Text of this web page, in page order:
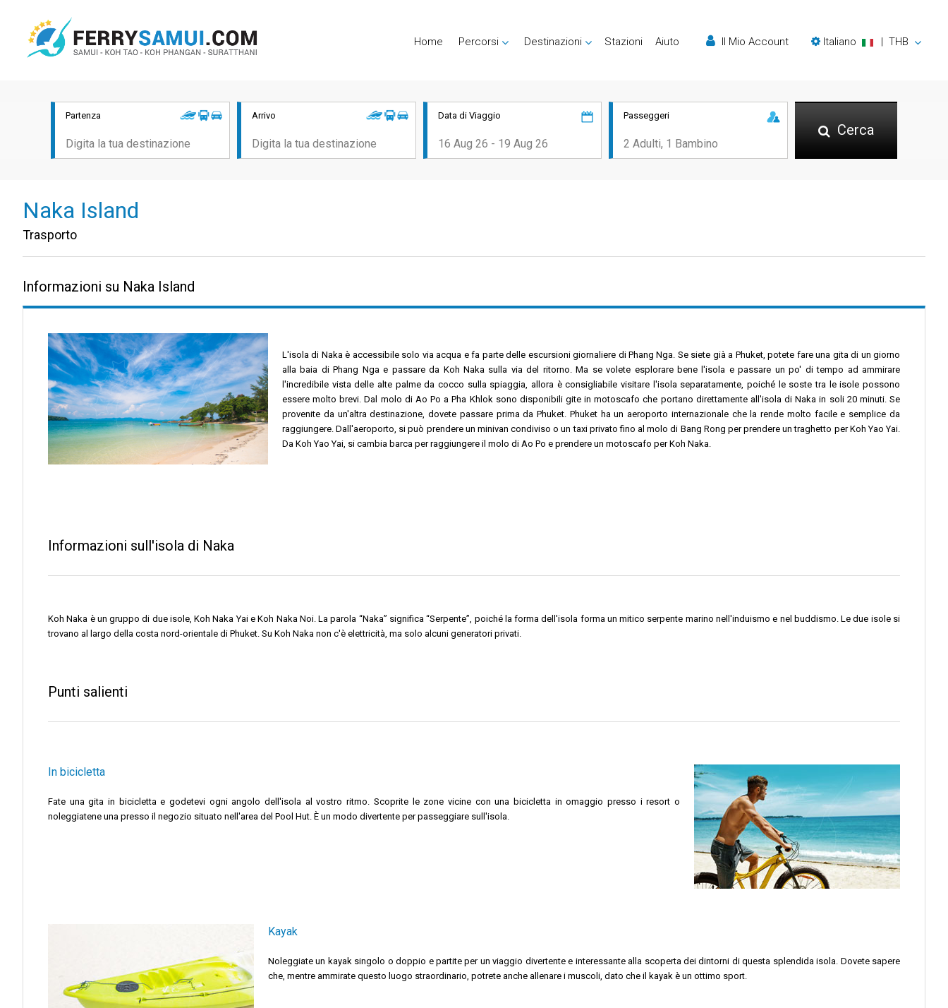
Home Percorsi Destinazioni Stazioni Aiuto Il Mio Account Italiano | THB
Partenza Arrivo Data di Viaggio Passeggeri
Cerca
Naka Island
Trasporto
Informazioni su Naka Island
L'isola di Naka è accessibile solo via acqua e fa parte delle escursioni giornaliere di Phang Nga. Se siete già a Phuket, potete fare una gita di un giorno
alla baia di Phang Nga e passare da Koh Naka sulla via del ritorno. Ma se volete esplorare bene l'isola e passare un po' di tempo ad ammirare
l'incredibile vista delle alte palme da cocco sulla spiaggia, allora è consigliabile visitare l'isola separatamente, poiché le soste tra le isole possono
essere molto brevi. Dal molo di Ao Po a Pha Khlok sono disponibili gite in motoscafo che portano direttamente all'isola di Naka in soli 20 minuti. Se
provenite da un'altra destinazione, dovete passare prima da Phuket. Phuket ha un aeroporto internazionale che la rende molto facile e semplice da
raggiungere. Dall'aeroporto, si può prendere un minivan condiviso o un taxi privato fino al molo di Bang Rong per prendere un traghetto per Koh Yao Yai.
Da Koh Yao Yai, si cambia barca per raggiungere il molo di Ao Po e prendere un motoscafo per Koh Naka.
Informazioni sull'isola di Naka
Koh Naka è un gruppo di due isole, Koh Naka Yai e Koh Naka Noi. La parola “Naka” significa “Serpente”, poiché la forma dell'isola forma un mitico serpente marino nell'induismo e nel buddismo. Le due isole si
trovano al largo della costa nord-orientale di Phuket. Su Koh Naka non c'è elettricità, ma solo alcuni generatori privati.
Punti salienti
In bicicletta
Fate una gita in bicicletta e godetevi ogni angolo dell'isola al vostro ritmo. Scoprite le zone vicine con una bicicletta in omaggio presso i resort o
noleggiatene una presso il negozio situato nell'area del Pool Hut. È un modo divertente per passeggiare sull'isola.
Kayak
Noleggiate un kayak singolo o doppio e partite per un viaggio divertente e interessante alla scoperta dei dintorni di questa splendida isola. Dovete sapere
che, mentre ammirate questo luogo straordinario, potrete anche allenare i muscoli, dato che il kayak è un ottimo sport.